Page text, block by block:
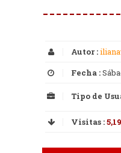
Autor :
Fecha :
Tipo de
Visitas :